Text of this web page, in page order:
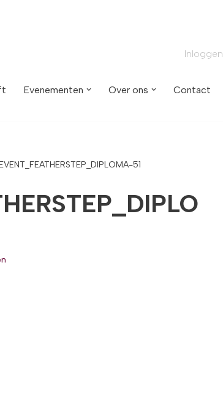
Inloggen
Evenementen Over ons Contact
51